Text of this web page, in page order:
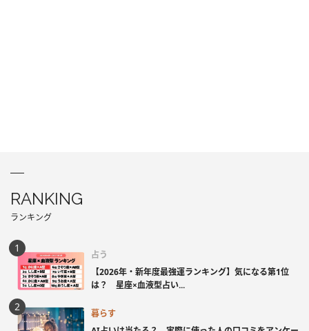
RANKING
ランキング
占う
【2026年・新年度最強運ランキング】気になる第1位
は？ 星座×血液型占い...
暮らす